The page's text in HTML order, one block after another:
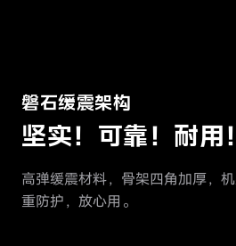
磐石缓震架构
坚实！可靠！耐用！
高弹缓震材料，骨架四角加厚，机
重防护，放心用。